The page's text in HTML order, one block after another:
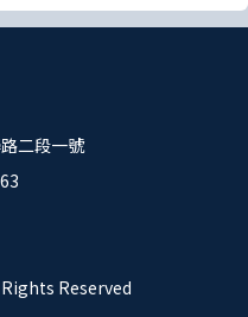
二段一號
Reserved